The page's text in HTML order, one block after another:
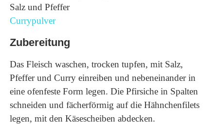
Salz und Pfeffer
Currypulver
Zubereitung
Das Fleisch waschen, trocken tupfen, mit Salz,
Pfeffer und Curry einreiben und nebeneinander in
eine ofenfeste Form legen. Die Pfirsiche in Spalten
schneiden und fächerförmig auf die Hähnchenfilets
legen, mit den Käsescheiben abdecken.